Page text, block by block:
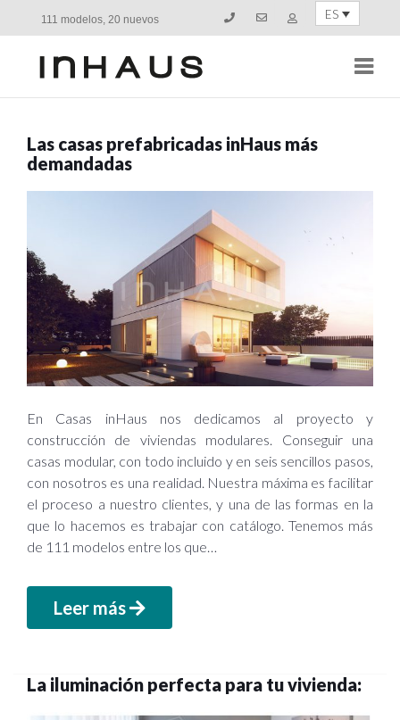
111 modelos, 20 nuevos ES
Las casas prefabricadas inHaus más
demandadas
En Casas inHaus nos dedicamos al proyecto y
construcción de viviendas modulares. Conseguir una
casas modular, con todo incluido y en seis sencillos pasos,
con nosotros es una realidad. Nuestra máxima es facilitar
el proceso a nuestro clientes, y una de las formas en la
que lo hacemos es trabajar con catálogo. Tenemos más
de 111 modelos entre los que…
Leer más
La iluminación perfecta para tu vivienda: